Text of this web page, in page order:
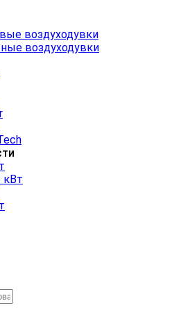
воздуходувки
воздуходувки
кВт